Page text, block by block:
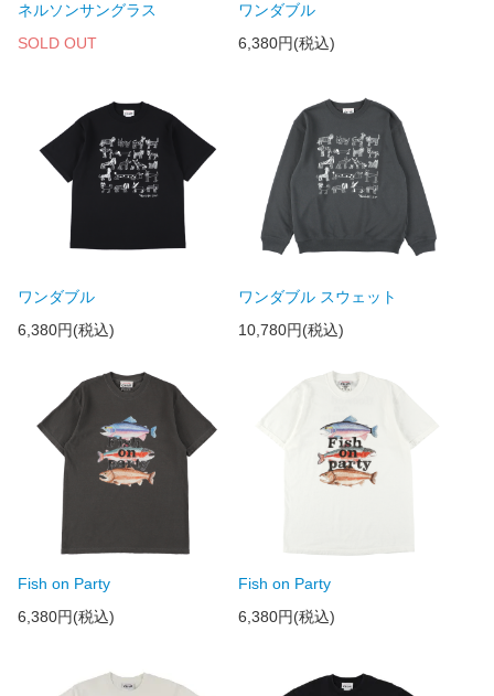
ネルソンサングラス
SOLD OUT
ワンダブル
6,380円(税込)
ワンダブル
6,380円(税込)
ワンダブル スウェット
10,780円(税込)
Fish on Party
6,380円(税込)
Fish on Party
6,380円(税込)